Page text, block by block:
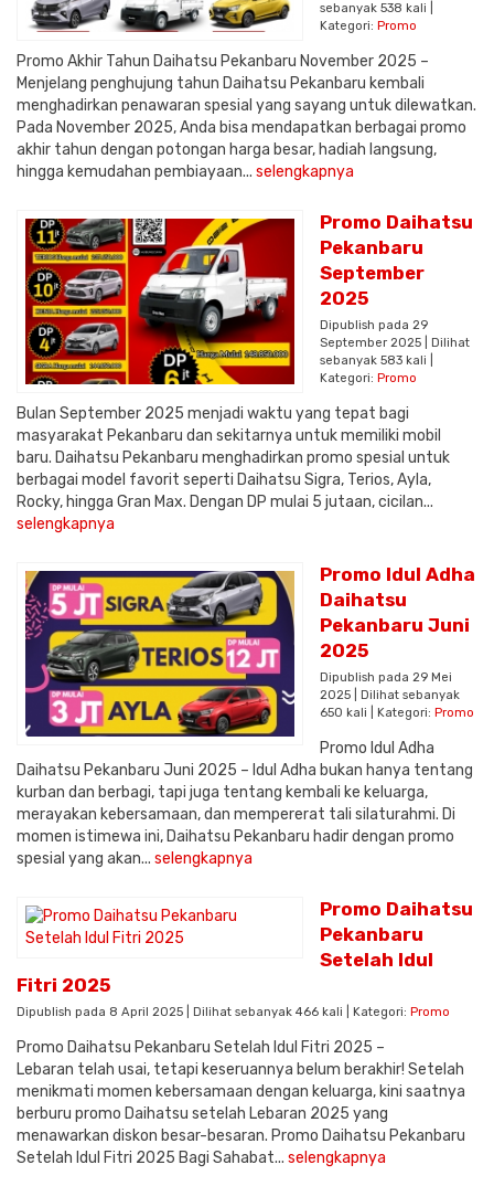
sebanyak 538 kali |
Kategori: Promo
Promo Akhir Tahun Daihatsu Pekanbaru November 2025 –
Menjelang penghujung tahun Daihatsu Pekanbaru kembali
menghadirkan penawaran spesial yang sayang untuk dilewatkan.
Pada November 2025, Anda bisa mendapatkan berbagai promo
akhir tahun dengan potongan harga besar, hadiah langsung,
hingga kemudahan pembiayaan... selengkapnya
Promo Daihatsu
Pekanbaru
September
2025
Dipublish pada 29
September 2025 | Dilihat
sebanyak 583 kali |
Kategori: Promo
Bulan September 2025 menjadi waktu yang tepat bagi
masyarakat Pekanbaru dan sekitarnya untuk memiliki mobil
baru. Daihatsu Pekanbaru menghadirkan promo spesial untuk
berbagai model favorit seperti Daihatsu Sigra, Terios, Ayla,
Rocky, hingga Gran Max. Dengan DP mulai 5 jutaan, cicilan...
selengkapnya
Promo Idul Adha
Daihatsu
Pekanbaru Juni
2025
Dipublish pada 29 Mei
2025 | Dilihat sebanyak
650 kali | Kategori: Promo
Promo Idul Adha
Daihatsu Pekanbaru Juni 2025 – Idul Adha bukan hanya tentang
kurban dan berbagi, tapi juga tentang kembali ke keluarga,
merayakan kebersamaan, dan mempererat tali silaturahmi. Di
momen istimewa ini, Daihatsu Pekanbaru hadir dengan promo
spesial yang akan... selengkapnya
Promo Daihatsu
Pekanbaru
Setelah Idul
Fitri 2025
Dipublish pada 8 April 2025 | Dilihat sebanyak 466 kali | Kategori: Promo
Promo Daihatsu Pekanbaru Setelah Idul Fitri 2025 –
Lebaran telah usai, tetapi keseruannya belum berakhir! Setelah
menikmati momen kebersamaan dengan keluarga, kini saatnya
berburu promo Daihatsu setelah Lebaran 2025 yang
menawarkan diskon besar-besaran. Promo Daihatsu Pekanbaru
Setelah Idul Fitri 2025 Bagi Sahabat... selengkapnya